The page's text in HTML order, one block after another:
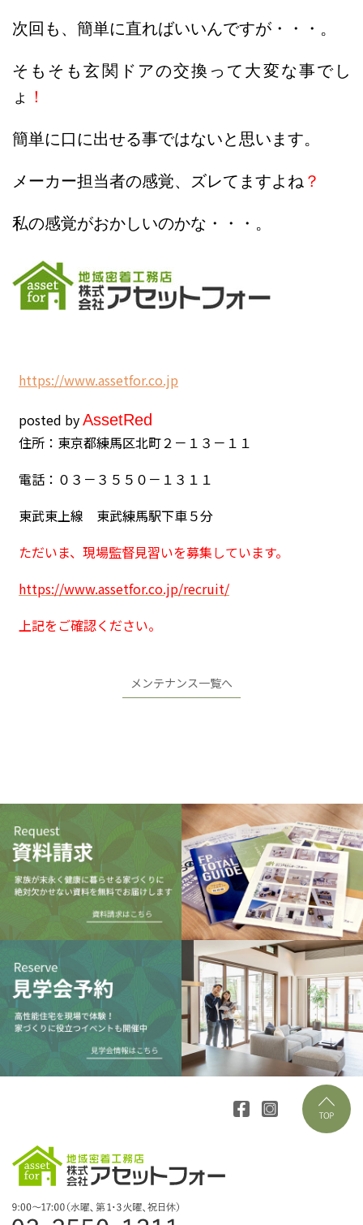
次回も、簡単に直ればいいんですが・・・。
そもそも玄関ドアの交換って大変な事でし
ょ ！
簡単に口に出せる事ではないと思います。
メーカー担当者の感覚、ズレてますよね ？
私の感覚がおかしいのかな・・・。
https://www.assetfor.co.jp
posted byAssetRed
住所：東京都練馬区北町２－１３－１１
電話：０３－３５５０－１３１１
東武東上線 東武練馬駅下車５分
ただいま、現場監督見習いを募集しています。
https://www.assetfor.co.jp/recruit/
上記をご確認ください。
メンテナンス一覧へ